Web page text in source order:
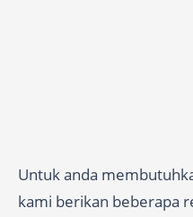
Untuk anda
kami berikan beberapa